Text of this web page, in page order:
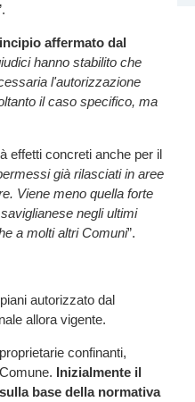
affermato dal
hanno stabilito che
l'autorizzazione
il caso specifico, ma
effetti concreti anche per il
già rilasciati in aree
Viene meno quella forte
negli ultimi
a molti altri Comuni”.
autorizzato dal
allora vigente.
confinanti,
Inizialmente il
base della normativa